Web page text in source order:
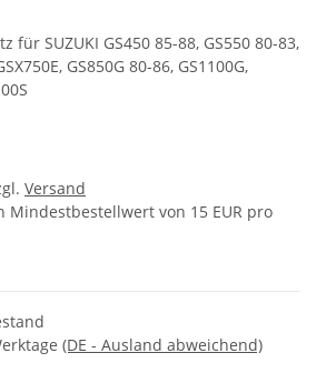
für SUZUKI GS450 85-88, GS550 80-83,
GS850G 80-86, GS1100G,
Versand
Mindestbestellwert von 15 EUR pro
(DE - Ausland abweichend)